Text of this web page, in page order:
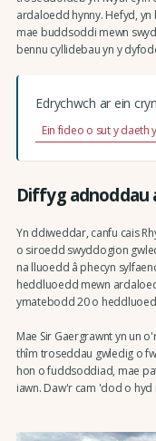
ardaloedd hynny. Hefyd,
mae buddsoddi mewn
bennu cyllidebau yn y
Edrychwch ar ein
Ein fideo o sut y daeth
Diffyg adnoddau
Yn ddiweddar, canfu cais
o siroedd swyddogion
na lluoedd â phecyn
heddluoedd mewn
ymatebodd 20 o
Mae Sir Gaergrawnt yn un
thîm troseddau gwledig o
hon o fuddsoddiad, mae
iawn. Daw'r cam 'dod o